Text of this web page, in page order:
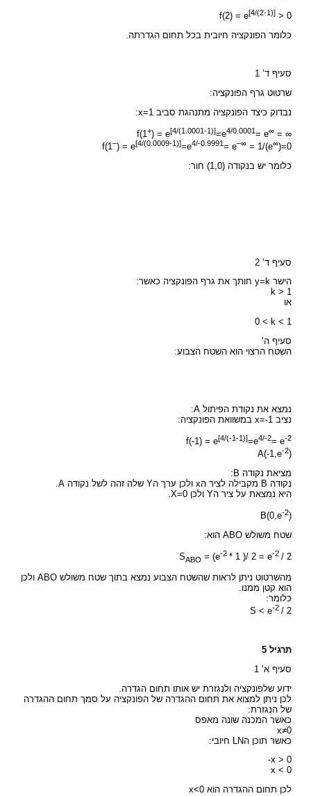
f(2) = e[4/(2-1)] > 0
כלומר הפונקציה חיובית בכל תחום הגדרתה.
סעיף ד’ 1
שרטוט גרף הפונקציה:
נבדוק כיצד הפונקציה מתנהגת סביב x=1:
f(1+) = e[4/(1.0001-1)]=e4/0.0001= e∞ = ∞
f(1–) = e[4/(0.0009-1)]=e4/-0.9991= e–∞ = 1/(e∞)=0
כלומר יש בנקודה (1,0) חור:
סעיף ד’ 2
הישר y=k חותך את גרף הפונקציה כאשר:
k > 1
או
0 < k < 1
סעיף ה’
השטח הרצוי הוא השטח הצבוע:
נמצא את נקודת הפיתול A:
נציב x=-1 במשוואת הפונקציה:
f(-1) = e[4/(-1-1)]=e4/-2= e-2
A(-1,e-2)
מציאת נקודה B:
נקודה B מקבילה לציר הx ולכן ערך הY שלה זהה לשל נקודה A.
היא נמצאת על ציר הY ולכן X=0.
B(0,e-2)
שטח משולש ABO הוא:
SABO = (e-2* 1 )/ 2 = e-2 / 2
מהשרטוט ניתן לראות שהשטח הצבוע נמצא בתוך שטח משולש ABO ולכן
הוא קטן ממנו.
כלומר:
S < e-2 / 2
תרגיל 5
סעיף א’ 1
ידוע שלפונקציה ולנגזרת יש אותו תחום הגדרה.
לכן ניתן למצוא את תחום ההגדרה של הפונקציה על סמך תחום ההגדרה
של הנגזרת:
כאשר המכנה שונה מאפס
x≠0
כאשר תוכן הLN חיובי:
-x > 0
x < 0
לכן תחום ההגדרה הוא x<0